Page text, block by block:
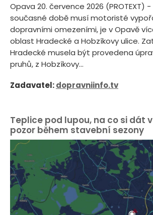
Opava 20. července 2026 (PROTEXT)
současné době musí motoristé
dopravními omezeními, je v Opavě
oblast Hradecké a Hobzíkovy ulice.
Hradecké musela být provedena
pruhů, z Hobzíkovy...
Zadavatel:dopravniinfo.tv
Teplice pod lupou, na co si dát
pozor během stavební sezony